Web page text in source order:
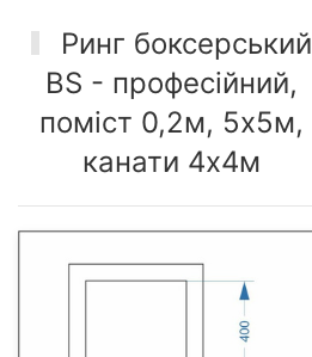
Ринг боксерський
BS - професійний,
поміст 0,2м, 5х5м,
канати 4х4м